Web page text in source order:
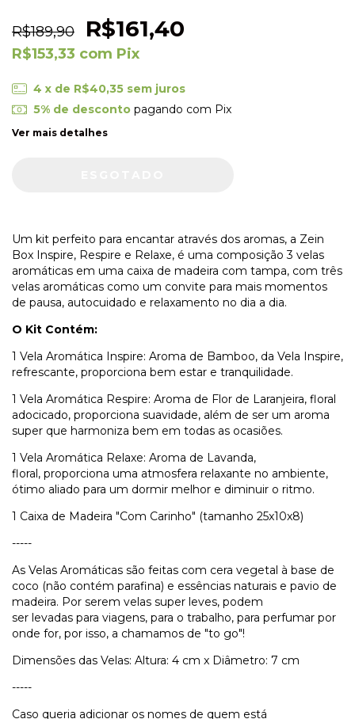
R$189,90 R$161,40
R$153,33 com Pix
4 x de R$40,35 sem juros
5% de descontopagando com Pix
Ver mais detalhes
Um kit perfeito para encantar através dos aromas, a Zein
Box Inspire, Respire e Relaxe, é uma composição 3 velas
aromáticas em uma caixa de madeira com tampa, com três
velas aromáticas como um convite para mais momentos
de pausa, autocuidado e relaxamento no dia a dia.
O Kit Contém:
1 Vela Aromática Inspire: Aroma de Bamboo, da Vela Inspire,
refrescante, proporciona bem estar e tranquilidade.
1 Vela Aromática Respire: Aroma de Flor de Laranjeira, floral
adocicado, proporciona suavidade, além de ser um aroma
super que harmoniza bem em todas as ocasiões.
1 Vela Aromática Relaxe: Aroma de Lavanda,
floral, proporciona uma atmosfera relaxante no ambiente,
ótimo aliado para um dormir melhor e diminuir o ritmo.
1 Caixa de Madeira "Com Carinho" (tamanho 25x10x8)
-----
As Velas Aromáticas são feitas com cera vegetal à base de
coco (não contém parafina) e essências naturais e pavio de
madeira. Por serem velas super leves, podem
ser levadas para viagens, para o trabalho, para perfumar por
onde for, por isso, a chamamos de "to go"!
Dimensões das Velas: Altura: 4 cm x Diâmetro: 7 cm
-----
Caso queria adicionar os nomes de quem está